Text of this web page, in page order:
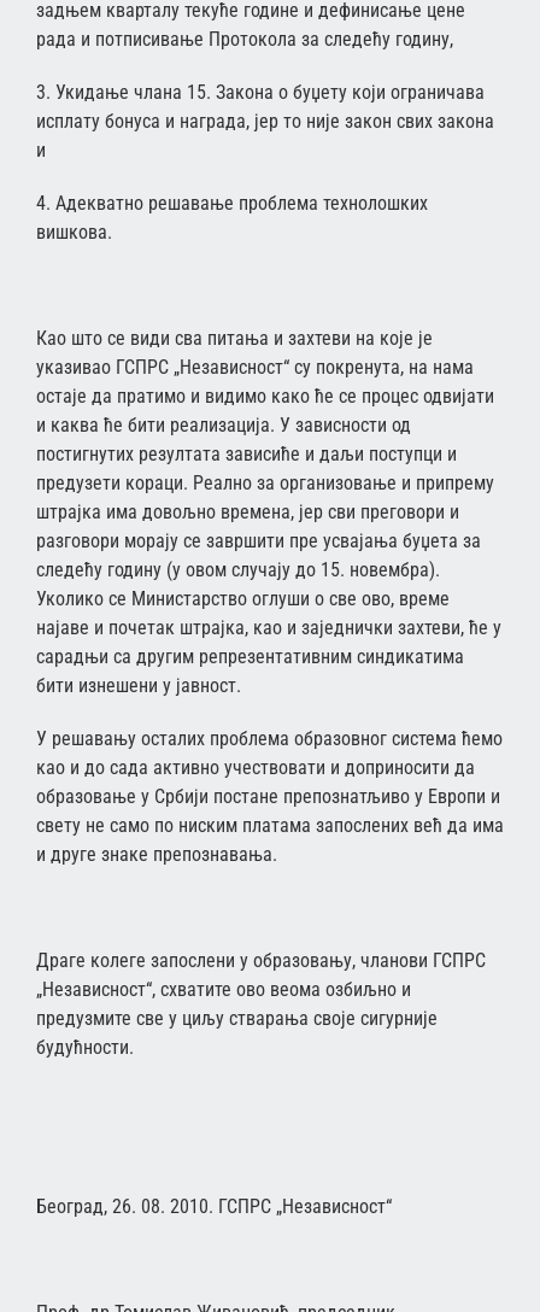
задњем кварталу текуће године и дефинисање цене
рада и потписивање Протокола за следећу годину,
3. Укидање члана 15. Закона о буџету који ограничава
исплату бонуса и награда, јер то није закон свих закона
и
4. Адекватно решавање проблема технолошких
вишкова.
Као што се види сва питања и захтеви на које је
указивао ГСПРС „Независност“ су покренута, на нама
остаје да пратимо и видимо како ће се процес одвијати
и каква ће бити реализација. У зависности од
постигнутих резултата зависиће и даљи поступци и
предузети кораци. Реално за организовање и припрему
штрајка има довољно времена, јер сви преговори и
разговори морају се завршити пре усвајања буџета за
следећу годину (у овом случају до 15. новембра).
Уколико се Министарство оглуши о све ово, време
најаве и почетак штрајка, као и заједнички захтеви, ће у
сарадњи са другим репрезентативним синдикатима
бити изнешени у јавност.
У решавању осталих проблема образовног система ћемо
као и до сада активно учествовати и доприносити да
образовање у Србији постане препознатљиво у Европи и
свету не само по ниским платама запослених већ да има
и друге знаке препознавања.
Драге колеге запослени у образовању, чланови ГСПРС
„Независност“, схватите ово веома озбиљно и
предузмите све у циљу стварања своје сигурније
будућности.
Београд, 26. 08. 2010. ГСПРС „Независност“